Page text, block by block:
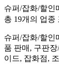
슈퍼/잡화/할인
총 19개의 업
슈퍼/잡화/할인
품 판매, 구판
이드, 잡화점,